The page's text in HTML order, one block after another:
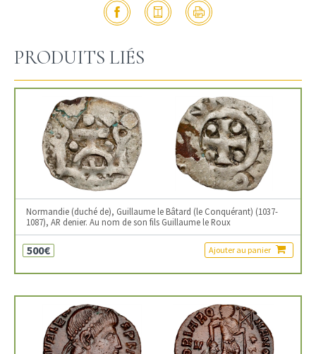
PRODUITS LIÉS
Normandie (duché de), Guillaume le Bâtard (le Conquérant) (1037-
1087), AR denier. Au nom de son fils Guillaume le Roux
500€ Ajouter au panier